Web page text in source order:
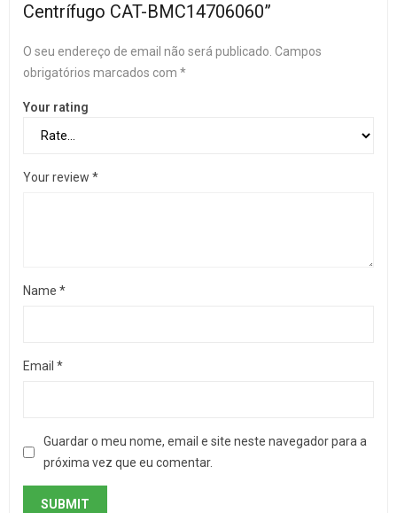
Centrífugo CAT-BMC14706060”
O seu endereço de email não será publicado. Campos
obrigatórios marcados com *
Your rating
Your review *
Name *
Email *
Guardar o meu nome, email e site neste navegador para a
próxima vez que eu comentar.